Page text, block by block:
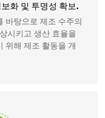
화 및 투명성 확보.
바탕으로 제조 수주의
시키고 생산 효율을
위해 제조 활동을 개